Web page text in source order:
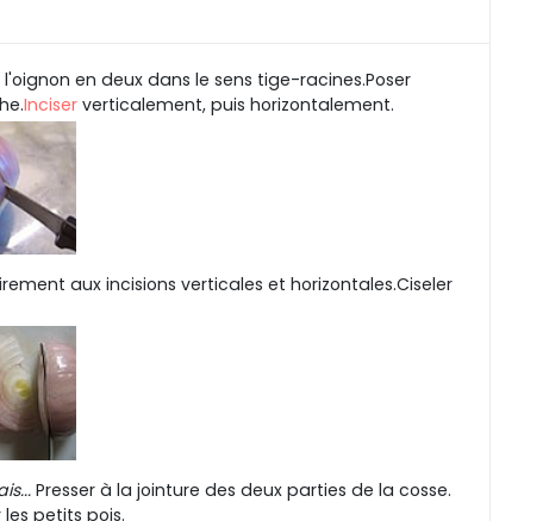
en deux dans le sens tige-racines.Poser
Inciser verticalement, puis horizontalement.
aux incisions verticales et horizontales.Ciseler
Presser à la jointure des deux parties de la cosse.
petits pois.